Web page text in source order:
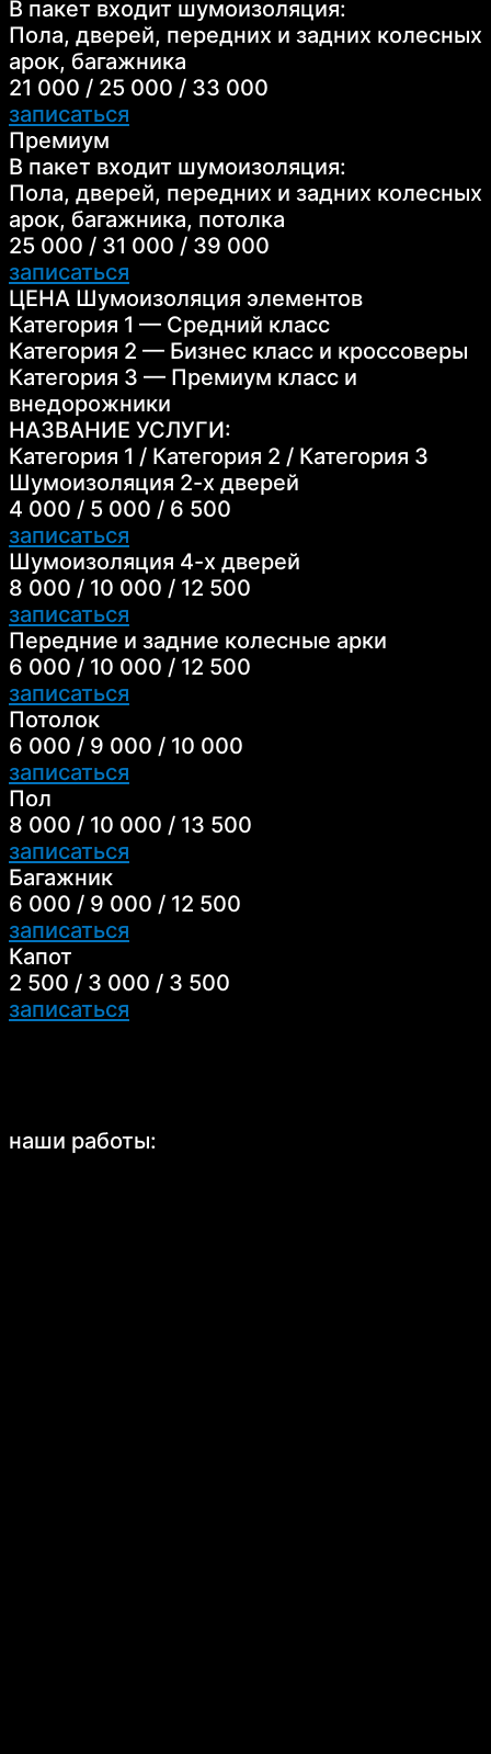
В пакет входит шумоизоляция:
Пола, дверей, передних и задних колесных
арок, багажника
21 000 / 25 000 / 33 000
записаться
Премиум
В пакет входит шумоизоляция:
Пола, дверей, передних и задних колесных
арок, багажника, потолка
25 000 / 31 000 / 39 000
записаться
ЦЕНА Шумоизоляция элементов
Категория 1 — Средний класс
Категория 2 — Бизнес класс и кроссоверы
Категория 3 — Премиум класс и
внедорожники
НАЗВАНИЕ УСЛУГИ:
Категория 1 / Категория 2 / Категория 3
Шумоизоляция 2-х дверей
4 000 / 5 000 / 6 500
записаться
Шумоизоляция 4-х дверей
8 000 / 10 000 / 12 500
записаться
Передние и задние колесные арки
6 000 / 10 000 / 12 500
записаться
Потолок
6 000 / 9 000 / 10 000
записаться
Пол
8 000 / 10 000 / 13 500
записаться
Багажник
6 000 / 9 000 / 12 500
записаться
Капот
2 500 / 3 000 / 3 500
записаться
наши работы: